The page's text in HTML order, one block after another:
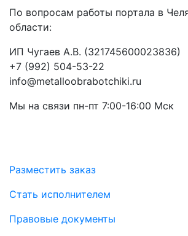
По вопросам работы портала в
области:
ИП Чугаев А.В. (321745600023836)
+7 (992) 504-53-22
info@metalloobrabotchiki.ru
Мы на связи пн-пт 7:00-16:00 Мск
Разместить заказ
Стать исполнителем
Правовые документы